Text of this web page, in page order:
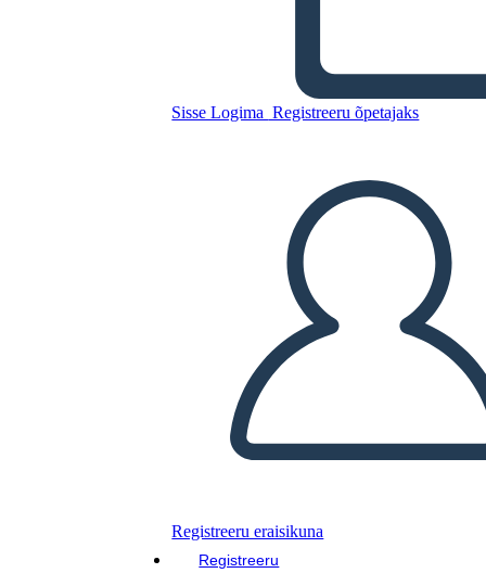
Sisse Logima Registreeru õpetajaks
Registreeru eraisikuna
Registreeru
Kopeerige see süžeeskeemid
LUUA STORYBOARD
ESITA SLAIDIESITLUST
LOE MULLE